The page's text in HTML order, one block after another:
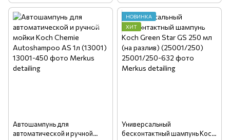
Автошампунь для
автоматической и ручной
НОВИНКА
ХИТ
Универсальный
бесконтактный шампунь Koch